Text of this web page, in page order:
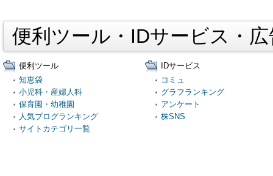
便利ツール・IDサービス・
便利ツール
知恵袋
小児科・産婦人科
保育園・幼稚園
人気ブログランキング
サイトカテゴリ一覧
IDサービス
コミュ
グラフランキング
アンケート
株SNS